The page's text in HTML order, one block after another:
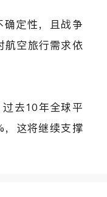
定性，且战争
航空旅行需求依
去10年全球平
，这将继续支撑